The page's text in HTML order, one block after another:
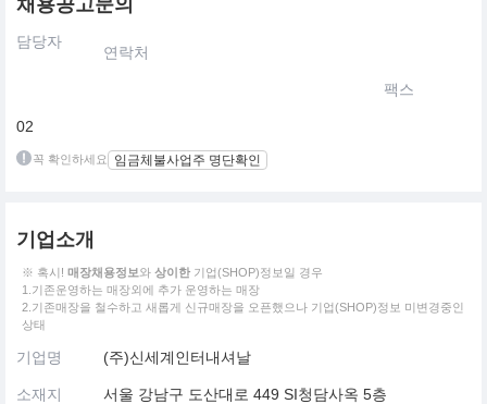
채용공고문의
담당자
연락처
팩스
02
꼭 확인하세요 임금체불사업주 명단확인
기업소개
※ 혹시! 매장채용정보와 상이한 기업(SHOP)정보일 경우
1.기존운영하는 매장외에 추가 운영하는 매장
2.기존매장을 철수하고 새롭게 신규매장을 오픈했으나 기업(SHOP)정보 미변경중인
상태
기업명 (주)신세계인터내셔날
소재지 서울 강남구 도산대로 449 SI청담사옥 5층